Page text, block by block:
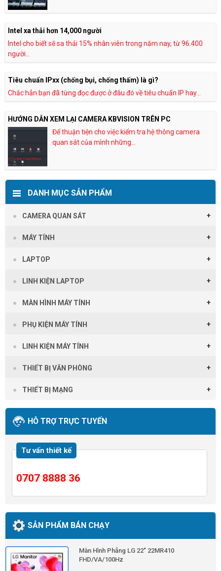
Intel xa thải hơn 14,000 người
Intel cho biết sẽ sa thải 15% nhân viên trong năm nay, từ 96.400
người...
Tiêu chuẩn IPxx (chống bụi, chống thấm) là gì?
Chắc hẳn bạn đã từng đọc được ở đâu đó về tiêu chuẩn IP hay...
HƯỚNG DẪN XEM LẠI CAMERA KBVISION TRÊN PC
Để thuận tiện cho việc kiểm tra hệ thông camera
quan sát của mình những...
DANH MỤC SẢN PHẨM
CAMERA QUAN SÁT
MÁY TÍNH
LAPTOP
LINH KIỆN LAPTOP
MÀN HÌNH MÁY TÍNH
PHỤ KIỆN MÁY TÍNH
LINH KIỆN MÁY TÍNH
THIẾT BỊ VĂN PHÒNG
THIẾT BỊ MẠNG
HỖ TRỢ TRỰC TUYẾN
Tư vấn thiết kế
0707 8888 36
SẢN PHẨM BÁN CHẠY
Màn Hình Phẳng LG 22" 22MR410
FHD/VA/100Hz